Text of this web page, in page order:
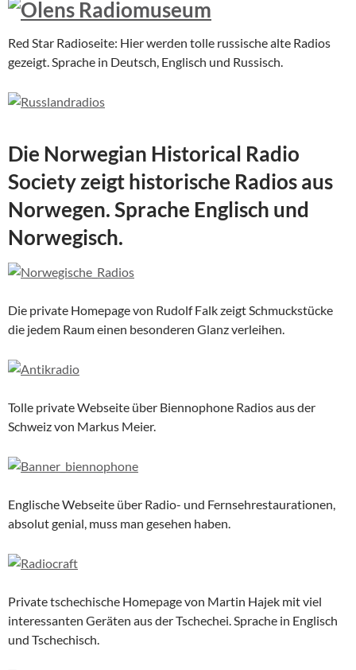
Red Star Radioseite: Hier werden tolle russische alte Radios
gezeigt. Sprache in Deutsch, Englisch und Russisch.
Die Norwegian Historical Radio
Society zeigt historische Radios aus
Norwegen. Sprache Englisch und
Norwegisch.
Die private Homepage von Rudolf Falk zeigt Schmuckstücke
die jedem Raum einen besonderen Glanz verleihen.
Tolle private Webseite über Biennophone Radios aus der
Schweiz von Markus Meier.
Englische Webseite über Radio- und Fernsehrestaurationen,
absolut genial, muss man gesehen haben.
Private tschechische Homepage von Martin Hajek mit viel
interessanten Geräten aus der Tschechei. Sprache in Englisch
und Tschechisch.